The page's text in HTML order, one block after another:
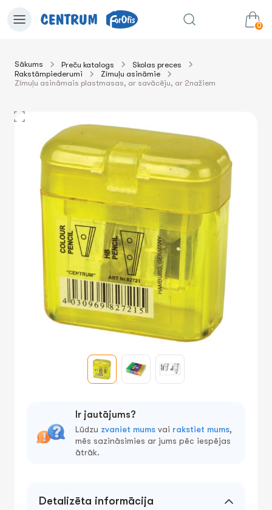
0
uz grozu Summa:
Sākums Preču katalogs
Skolas preces
Rakstāmpiederumi
Zīmuļu asināmie
Zīmuļu asināmais plastmasas, ar savācēju, ar 2nažiem
Ir jautājums?
Lūdzu zvaniet mums vai rakstiet mums,
mēs sazināsimies ar jums pēc iespējas
ātrāk.
Detalizēta informācija